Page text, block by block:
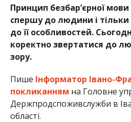
Принцип безбар’єрної
спершу до людини і
до її особливостей.
коректно звертатися до
зору.
Пише Інформатор Івано-
покликанням на Головне
Держпродспоживслужби в
області.